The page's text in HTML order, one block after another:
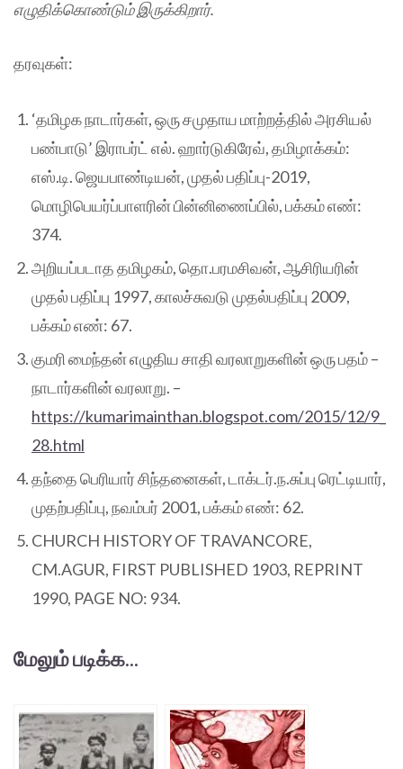
எழுதிக்கொண்டும் இருக்கிறார்.
தரவுகள்:
‘தமிழக நாடார்கள், ஒரு சமுதாய மாற்றத்தில் அரசியல்
பண்பாடு’ இராபர்ட் எல். ஹார்டுகிரேவ், தமிழாக்கம்:
எஸ்.டி. ஜெயபாண்டியன், முதல் பதிப்பு-2019,
மொழிபெயர்ப்பாளரின் பின்னிணைப்பில், பக்கம் எண்:
374.
அறியப்படாத தமிழகம், தொ.பரமசிவன், ஆசிரியரின்
முதல் பதிப்பு 1997, காலச்சுவடு முதல்பதிப்பு 2009,
பக்கம் எண்: 67.
குமரி மைந்தன் எழுதிய சாதி வரலாறுகளின் ஒரு பதம் –
நாடார்களின் வரலாறு. –
https://kumarimainthan.blogspot.com/2015/12/9_
28.html
தந்தை பெரியார் சிந்தனைகள், டாக்டர்.ந.சுப்பு ரெட்டியார்,
முதற்பதிப்பு, நவம்பர் 2001, பக்கம் எண்: 62.
CHURCH HISTORY OF TRAVANCORE,
CM.AGUR, FIRST PUBLISHED 1903, REPRINT
1990, PAGE NO: 934.
மேலும் படிக்க...